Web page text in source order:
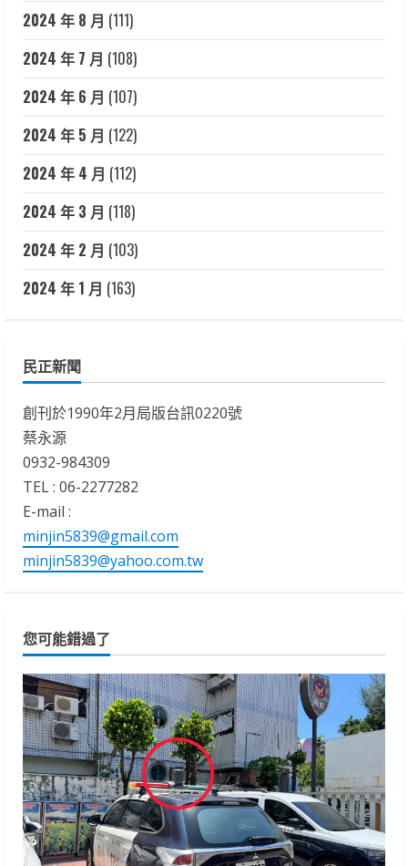
2024 年 8 月 (111)
2024 年 7 月 (108)
2024 年 6 月 (107)
2024 年 5 月 (122)
2024 年 4 月 (112)
2024 年 3 月 (118)
2024 年 2 月 (103)
2024 年 1 月 (163)
民正新聞
創刊於1990年2月局版台訊0220號
蔡永源
0932-984309
TEL : 06-2277282
E-mail :
minjin5839@gmail.com
minjin5839@yahoo.com.tw
您可能錯過了